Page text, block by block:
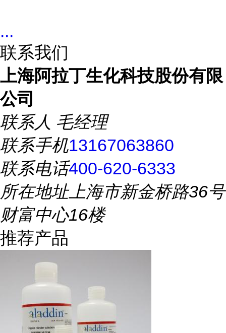
...
联系我们
上海阿拉丁生化科技股份有限
公司
联系人 毛经理
联系手机13167063860
联系电话400-620-6333
所在地址上海市新金桥路36号
财富中心16楼
推荐产品